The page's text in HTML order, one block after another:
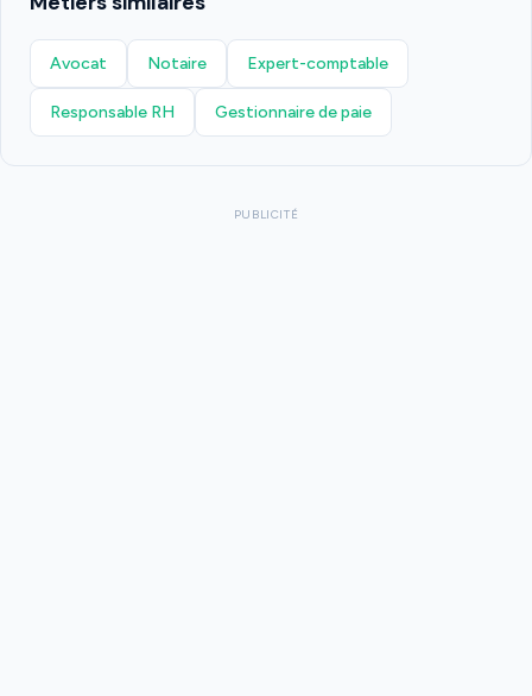
Avocat Notaire Expert-comptable
Responsable RH Gestionnaire de paie
PUBLICITÉ